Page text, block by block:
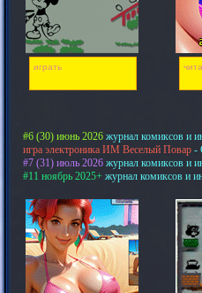
играть
#6 (30) июнь 2026 журнал комиксов и
игра электроника ИМ Веселый Повар -
#7 (31) июль 2026 журнал комиксов и
#11 ноябрь 2025+ журнал комиксов и